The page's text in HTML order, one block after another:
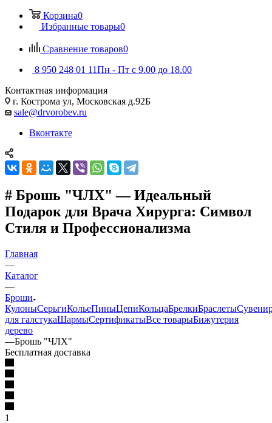
Корзина0
Избранные товары0
Сравнение товаров0
8 950 248 01 11Пн - Пт с 9.00 до 18.00
Контактная информация
г. Кострома ул, Московская д.92Б
sale@drvorobev.ru
Вконтакте
# Брошь "ЧЛХ" — Идеальный
Подарок для Врача Хирурга: Символ
Стиля и Профессионализма
Главная
—
Каталог
—
Броши
КулоныСерьгиКольеПиныЦепиКольцаБрелкиБраслеты
для галстукаШармыСертификатыВсе товарыБижутерия
дерево
—Брошь "ЧЛХ"
Бесплатная доставка
1